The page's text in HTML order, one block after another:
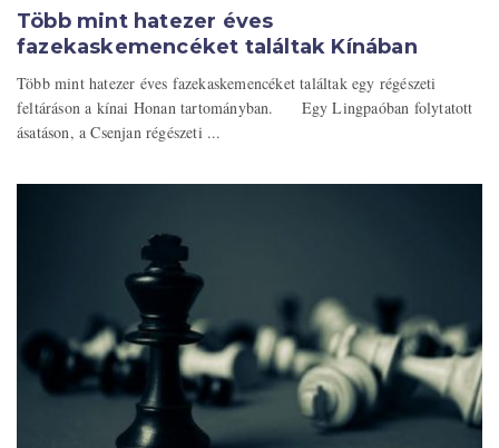
Több mint hatezer éves
fazekaskemencéket találtak Kínában
Több mint hatezer éves fazekaskemencéket találtak egy régészeti
feltáráson a kínai Honan tartományban. Egy Lingpaóban folytatott
ásatáson, a Csenjan régészeti ...